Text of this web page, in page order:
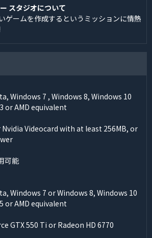
スタジオについて
ゲームを作成するというミッションに情熱
Windows 7 , Windows 8, Windows 10
or AMD equivalent
Nvidia Videocard with at least 256MB, or
可能
Windows 7 or Windows 8, Windows 10
or AMD equivalent
GTX 550 Ti or Radeon HD 6770